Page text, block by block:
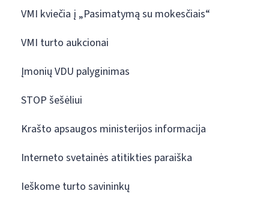
VMI kviečia į „Pasimatymą su mokesčiais“
VMI turto aukcionai
Įmonių VDU palyginimas
STOP šešėliui
Krašto apsaugos ministerijos informacija
Interneto svetainės atitikties paraiška
Ieškome turto savininkų